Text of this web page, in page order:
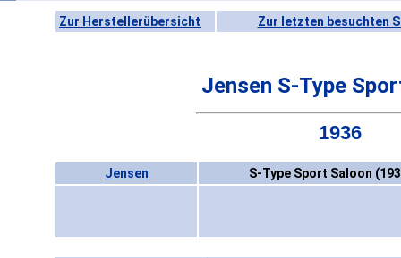
Zur Herstellerübersicht Zur letzten besuchten
Jensen S-Type
1936
Jensen S-Type Sport Saloon